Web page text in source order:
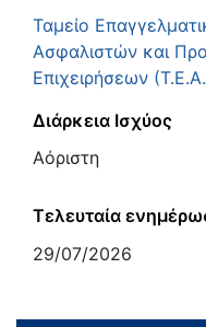
Ταμείο
Ασφαλιστών και
Επιχειρήσεων
Διάρκεια Ισχύος
Αόριστη
Τελευταία
29/07/2026